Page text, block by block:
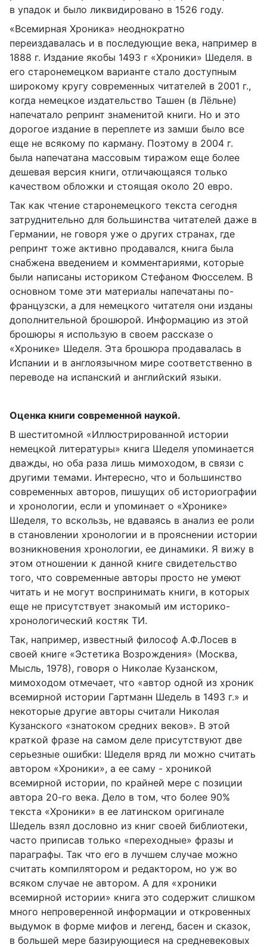
в упадок и было ликвидировано в 1526 году.
«Всемирная Хроника» неоднократно
переиздавалась и в последующие века, например в
1888 г. Издание якобы 1493 г «Хроники» Шеделя. в
его старонемецком варианте стало доступным
широкому кругу современных читателей в 2001 г.,
когда немецкое издательство Ташен (в Лёльне)
напечатало репринт знаменитой книги. Но и это
дорогое издание в переплете из замши было все
еще не всякому по карману. Поэтому в 2004 г.
была напечатана массовым тиражом еще более
дешевая версия книги, отличающаяся только
качеством обложки и стоящая около 20 евро.
Так как чтение старонемецкого текста сегодня
затруднительно для большинства читателей даже в
Германии, не говоря уже о других странах, где
репринт тоже активно продавался, книга была
снабжена введением и комментариями, которые
были написаны историком Стефаном Фюсселем. В
основном томе эти материалы напечатаны по-
французски, а для немецкого читателя они изданы
дополнительной брошюрой. Информацию из этой
брошюры я использую в своем рассказе о
«Хронике» Шеделя. Эта брошюра продавалась в
Испании и в англоязычном мире соответственно в
переводе на испанский и английский языки.
Оценка книги современной наукой.
В шеститомной «Иллюстрированной истории
немецкой литературы» книга Шеделя упоминается
дважды, но оба раза лишь мимоходом, в связи с
другими темами. Интересно, что и большинство
современных авторов, пишущих об историографии
и хронологии, если и упоминает о «Хронике»
Шеделя, то вскользь, не вдаваясь в анализ ее роли
в становлении хронологии и в прояснении истории
возникновения хронологии, ее динамики. Я вижу в
этом отношении к данной книге свидетельство
того, что современные авторы просто не умеют
читать и не могут воспринимать книги, в которых
еще не присутствует знакомый им историко-
хронологический костяк ТИ.
Так, например, известный философ А.Ф.Лосев в
своей книге «Эстетика Возрождения» (Москва,
Мысль, 1978), говоря о Николае Кузанском,
мимоходом отмечает, что «автор одной из хроник
всемирной истории Гартманн Шедель в 1493 г.» и
некоторые другие авторы считали Николая
Кузанского «знатоком средних веков». В этой
краткой фразе на самом деле присутствуют две
серьезные ошибки: Шеделя вряд ли можно считать
автором «Хроники», а ее саму - хроникой
всемирной истории, по крайней мере с позиции
автора 20-го века. Дело в том, что более 90%
текста «Хроники» в ее латинском оригинале
Шедель взял дословно из книг своей библиотеки,
часто приписав только «переходные» фразы и
параграфы. Так что его в лучшем случае можно
считать компилятором и редактором, но уж во
всяком случае не автором. А для «хроники
всемирной истории» книга это содержит слишком
много непроверенной информации и откровенных
выдумок в форме мифов и легенд, басен и сказок,
в большей мере базирующиеся на средневековых